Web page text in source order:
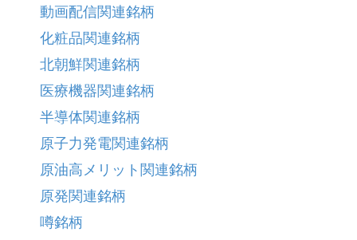
動画配信関連銘柄
化粧品関連銘柄
北朝鮮関連銘柄
医療機器関連銘柄
半導体関連銘柄
原子力発電関連銘柄
原油高メリット関連銘柄
原発関連銘柄
噂銘柄